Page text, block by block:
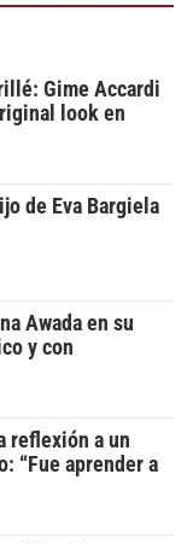
Gime Accardi
look en
de Eva Bargiela
Awada en su
y con
reflexión a un
“Fue aprender a